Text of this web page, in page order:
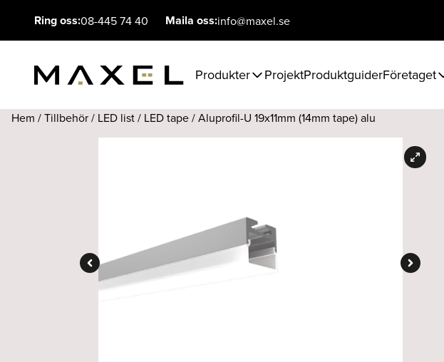
Ring oss:08-445 74 40 Maila oss:info@maxel.se
Produkter ProjektProduktguiderFöretaget
Hem /Tillbehör/ LED list/ LED tape/ Aluprofil-U 19x11mm (14mm tape) alu